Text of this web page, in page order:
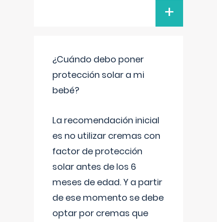
+
¿Cuándo debo poner
protección solar a mi
bebé?
La recomendación inicial
es no utilizar cremas con
factor de protección
solar antes de los 6
meses de edad. Y a partir
de ese momento se debe
optar por cremas que